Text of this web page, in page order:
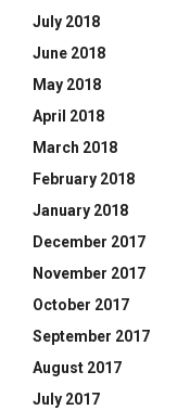
July 2018
June 2018
May 2018
April 2018
March 2018
February 2018
January 2018
December 2017
November 2017
October 2017
September 2017
August 2017
July 2017